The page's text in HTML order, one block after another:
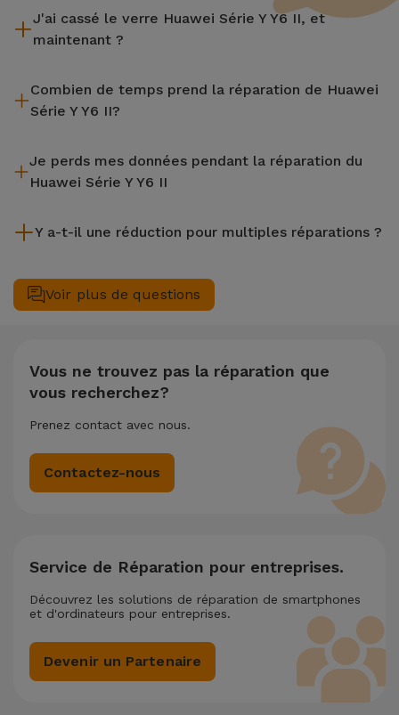
J'ai cassé le verre Huawei Série Y Y6 II, et
maintenant ?
de 2 ans. Trouvez le magasin le plus proche.
Combien de temps prend la réparation de Huawei
Série Y Y6 II?
l'écran, sont effectuées en environ 20 à 30 minutes.
Je perds mes données pendant la réparation du
Huawei Série Y Y6 II
il est toujours recommandé de faire une sauvegarde. La page
des fichiers.
Y a-t-il une réduction pour multiples réparations ?
complète de votre équipement. Si votre Huawei Série Y Y6 II
nécessite deux ou plusieurs interventions techniques
Voir plus de questions
Vous ne trouvez pas la réparation que
vous recherchez?
Prenez contact avec nous.
Contactez-nous
Service de Réparation pour entreprises.
Découvrez les solutions de réparation de smartphones
et d'ordinateurs pour entreprises.
Devenir un Partenaire